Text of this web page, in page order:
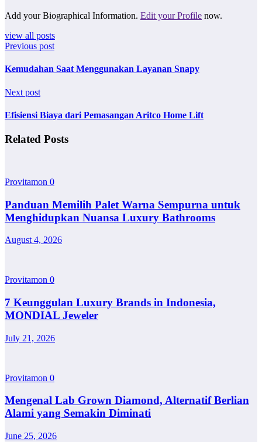
Add your Biographical Information. Edit your Profile now.
view all posts
Previous post
Kemudahan Saat Menggunakan Layanan Snapy
Next post
Efisiensi Biaya dari Pemasangan Aritco Home Lift
Related Posts
Provitamon 0
Panduan Memilih Palet Warna Sempurna untuk
Menghidupkan Nuansa Luxury Bathrooms
August 4, 2026
Provitamon 0
7 Keunggulan Luxury Brands in Indonesia,
MONDIAL Jeweler
July 21, 2026
Provitamon 0
Mengenal Lab Grown Diamond, Alternatif Berlian
Alami yang Semakin Diminati
June 25, 2026